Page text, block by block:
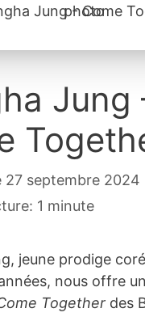
Jung
27 septembre 2024
1 minute
jeune prodige
nous offre
Together des